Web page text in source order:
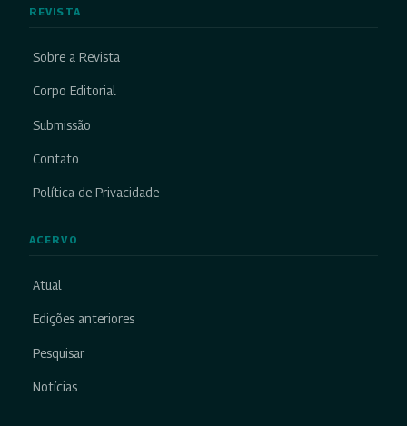
REVISTA
Sobre a Revista
Corpo Editorial
Submissão
Contato
Política de Privacidade
ACERVO
Atual
Edições anteriores
Pesquisar
Notícias